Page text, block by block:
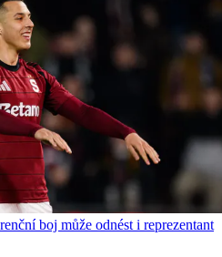
boj může odnést i reprezentant